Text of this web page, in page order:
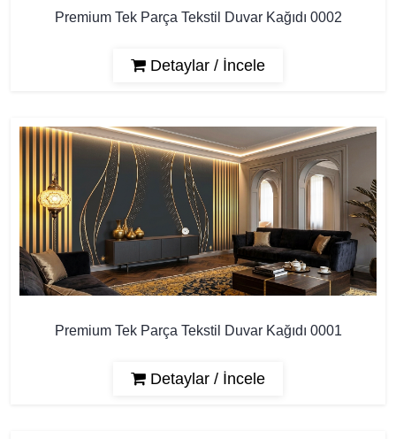
Premium Tek Parça Tekstil Duvar Kağıdı 0002
Detaylar / İncele
Premium Tek Parça Tekstil Duvar Kağıdı 0001
Detaylar / İncele